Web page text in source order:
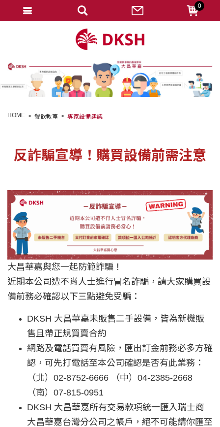
HOME 餐飲教室 專家設備建議
反詐騙宣導！購買設備前需注意
大昌華嘉與您一起防範詐騙！
近期本公司遭不肖人士進行冒名詐騙，請大家購買設
備前務必確認以下三點避免受騙：
DKSH 大昌華嘉未販售二手設備，皆為新機販
售且帶正規買賣合約
網路及電話買賣有風險，匯出訂金前務必多方確
認，可先打電話至本公司確認是否有此業務：
（北）02-8752-6666 （中）04-2385-2668
（南）07-815-0951
DKSH 大昌華嘉所有交易款項統一匯入瑞士商
大昌華嘉台灣分公司之帳戶，絕不可能請你匯至
0
忘記密碼
變更密碼
我的收藏